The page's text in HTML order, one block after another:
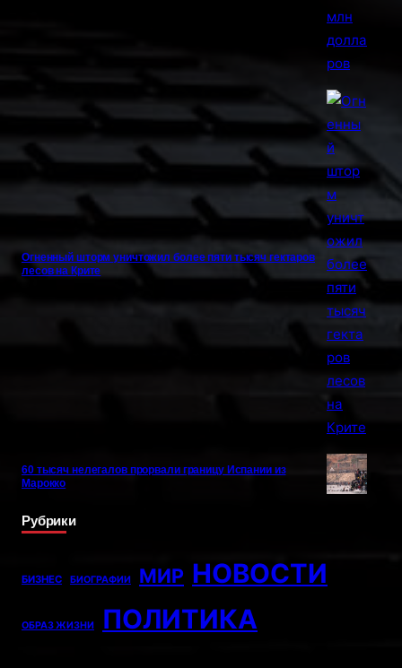
Огненный шторм уничтожил более пяти тысяч гектаров
лесов на Крите
60 тысяч нелегалов прорвали границу Испании из
Марокко
Рубрики
БИЗНЕС БИОГРАФИИ МИР НОВОСТИ
ОБРАЗ ЖИЗНИ ПОЛИТИКА